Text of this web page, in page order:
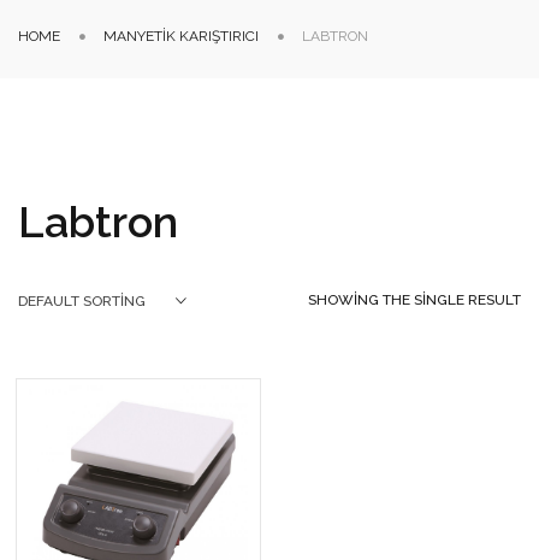
HOME MANYETIK KARIŞTIRICI LABTRON
Labtron
SHOWING THE SINGLE RESULT
DEFAULT SORTING